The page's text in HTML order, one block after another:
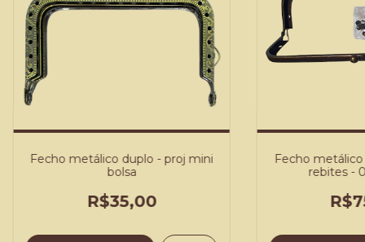
Fecho metálico duplo - proj mini
bolsa
R$35,00
Fecho
rebites -